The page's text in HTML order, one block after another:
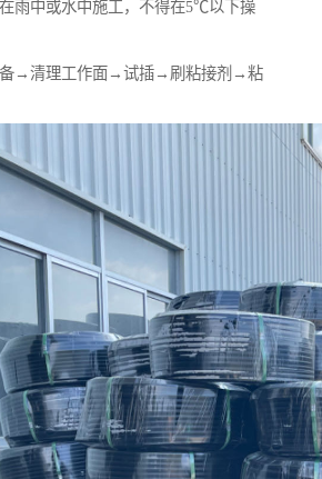
雨中或水中施工，不得在5℃以下操
备→清理工作面→试插→刷粘接剂→粘